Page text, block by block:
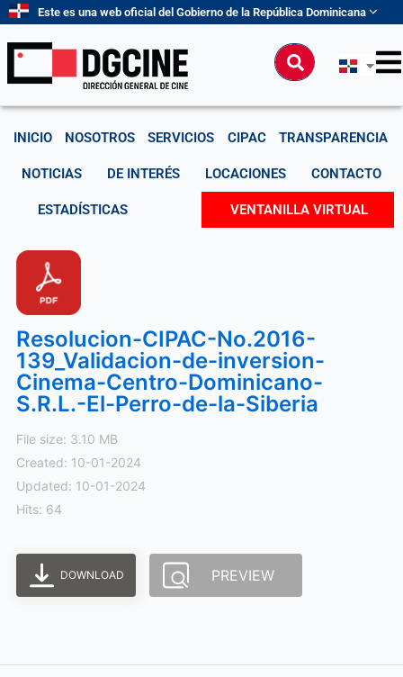
contenido
Este es una web oficial del Gobierno de la República Dominicana
Buscar
INICIO NOSOTROS SERVICIOS CIPAC TRANSPARENCIA
NOTICIAS DE INTERÉS LOCACIONES CONTACTO
ESTADÍSTICAS VENTANILLA VIRTUAL
Resolucion-CIPAC-No.2016-
139_Validacion-de-inversion-
Cinema-Centro-Dominicano-
S.R.L.-El-Perro-de-la-Siberia
File size: 3.10 MB
Created: 10-01-2024
Updated: 10-01-2024
Hits: 64
DOWNLOAD PREVIEW